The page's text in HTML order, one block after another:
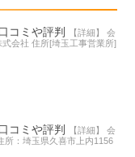
コミや評判
【詳細】 会
会社 住所[埼玉工事営業所]
コミや評判
【詳細】 会
所：埼玉県久喜市上内1156